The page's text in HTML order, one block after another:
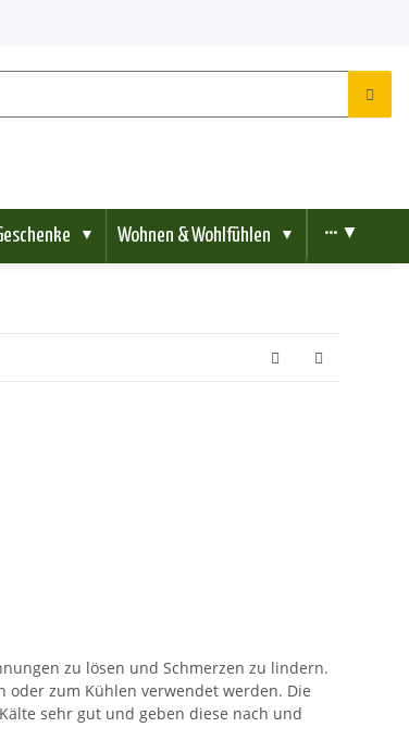
▼ Wohnen & Wohlfühlen ▼ ••• ▼
zu lösen und Schmerzen zu lindern.
oder zum Kühlen verwendet werden. Die
sehr gut und geben diese nach und